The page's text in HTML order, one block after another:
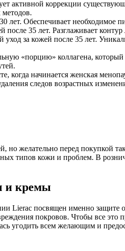
активной коррекции
лет. Обеспечивает необходимое
после 35 лет. Разглаживает
за кожей после 35 лет.
«порцию» коллагена,
когда начинается женская
следов возрастных
но желательно перед покупкой
типов кожи и проблем. В
и кремы
Lierac посвящен именно защите
покровов. Чтобы все это
угодить всем желающим и